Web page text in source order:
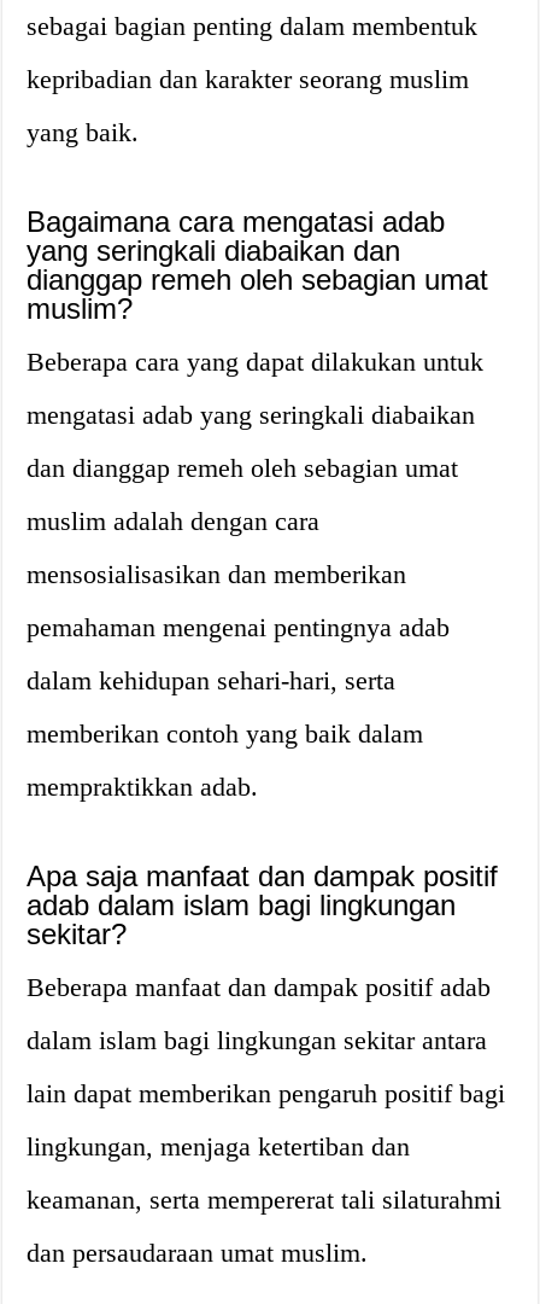
sebagai bagian penting dalam membentuk
kepribadian dan karakter seorang muslim
yang baik.
Bagaimana cara mengatasi adab
yang seringkali diabaikan dan
dianggap remeh oleh sebagian umat
muslim?
Beberapa cara yang dapat dilakukan untuk
mengatasi adab yang seringkali diabaikan
dan dianggap remeh oleh sebagian umat
muslim adalah dengan cara
mensosialisasikan dan memberikan
pemahaman mengenai pentingnya adab
dalam kehidupan sehari-hari, serta
memberikan contoh yang baik dalam
mempraktikkan adab.
Apa saja manfaat dan dampak positif
adab dalam islam bagi lingkungan
sekitar?
Beberapa manfaat dan dampak positif adab
dalam islam bagi lingkungan sekitar antara
lain dapat memberikan pengaruh positif bagi
lingkungan, menjaga ketertiban dan
keamanan, serta mempererat tali silaturahmi
dan persaudaraan umat muslim.